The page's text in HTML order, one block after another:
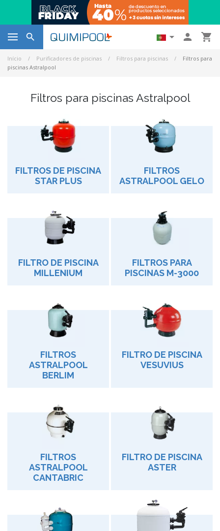
   
Início Purificadores de piscinas Filtros para piscinas
Filtros para
piscinas Astralpool
Filtros para piscinas Astralpool
FILTROS DE PISCINA
STAR PLUS
FILTROS
ASTRALPOOL GELO
FILTRO DE PISCINA
MILLENIUM
FILTROS PARA
PISCINAS M-3000
FILTROS
ASTRALPOOL
BERLIM
FILTRO DE PISCINA
VESUVIUS
FILTROS
ASTRALPOOL
CANTABRIC
FILTRO DE PISCINA
ASTER